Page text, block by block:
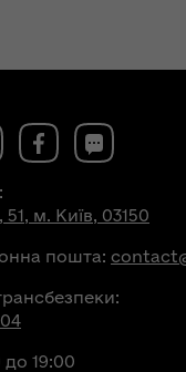
м. Київ, 03150
пошта:
19:00